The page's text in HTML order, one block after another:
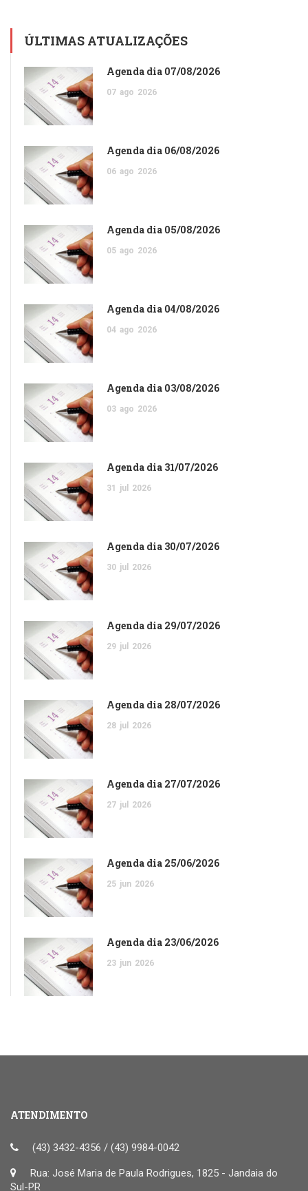
ÚLTIMAS ATUALIZAÇÕES
Agenda dia 07/08/2026
07 ago 2026
Agenda dia 06/08/2026
06 ago 2026
Agenda dia 05/08/2026
05 ago 2026
Agenda dia 04/08/2026
04 ago 2026
Agenda dia 03/08/2026
03 ago 2026
Agenda dia 31/07/2026
31 jul 2026
Agenda dia 30/07/2026
30 jul 2026
Agenda dia 29/07/2026
29 jul 2026
Agenda dia 28/07/2026
28 jul 2026
Agenda dia 27/07/2026
27 jul 2026
Agenda dia 25/06/2026
25 jun 2026
Agenda dia 23/06/2026
23 jun 2026
ATENDIMENTO
(43) 3432-4356 / (43) 9984-0042
Rua: José Maria de Paula Rodrigues, 1825 - Jandaia do
Sul-PR